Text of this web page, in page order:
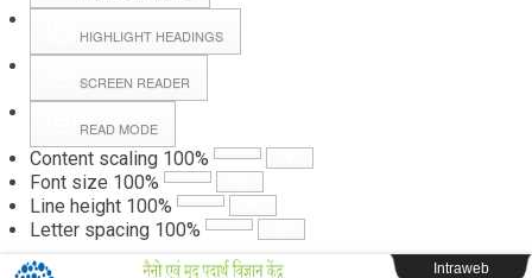
HIGHLIGHT HEADINGS
SCREEN READER
READ MODE
Content scaling 100%
Font size 100%
Line height 100%
Letter spacing 100%
Hall Booking
Forms
Webpage Login
Intraweb